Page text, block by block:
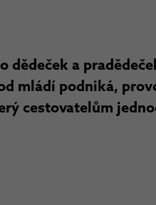
dědeček a
mládí podniká,
cestovatelům